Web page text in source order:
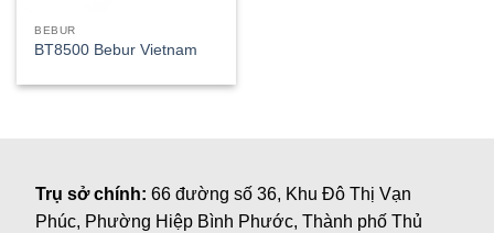
BEBUR
BT8500 Bebur Vietnam
Trụ sở chính:66 đường số 36, Khu Đô Thị Vạn
Phúc, Phường Hiệp Bình Phước, Thành phố Thủ